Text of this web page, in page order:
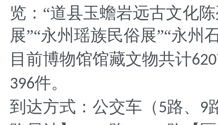
览：“道县玉蟾岩远古文化
展”“永州瑶族民俗展”“永州
目前博物馆馆藏文物共计
396件。
到达方式：公交车（5路、 9